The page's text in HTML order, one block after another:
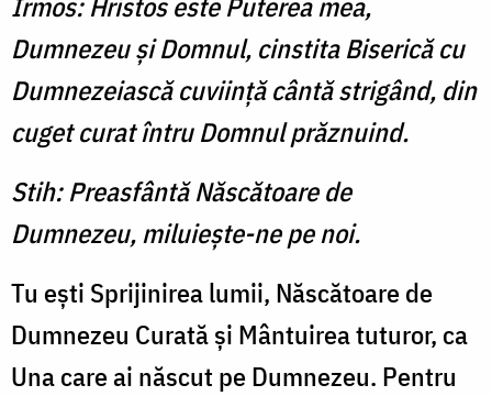
Irmos: Hristos este Puterea mea,
Dumnezeu şi Domnul, cinstita Biserică cu
Dumnezeiască cuviinţă cântă strigând, din
cuget curat întru Domnul prăznuind.
Stih: Preasfântă Născătoare de
Dumnezeu, miluieşte-ne pe noi.
Tu eşti Sprijinirea lumii, Născătoare de
Dumnezeu Curată şi Mântuirea tuturor, ca
Una care ai născut pe Dumnezeu. Pentru